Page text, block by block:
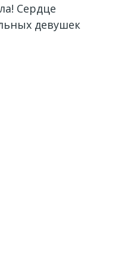
Сердце
девушек